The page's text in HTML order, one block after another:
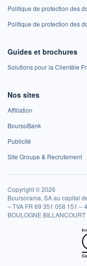
Politique de protection des
Politique de protection des
Guides et brochures
Solutions pour la Clientèle
Nos sites
Affiliation
BoursoBank
Publicité
Site Groupe & Recrutement
Copyright © 2026
Boursorama, SA au capital
– TVA FR 69 351 058 151 –
BOULOGNE